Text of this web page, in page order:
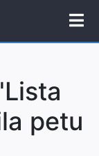
petu